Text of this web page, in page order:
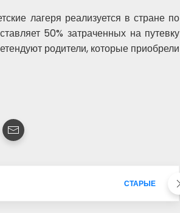
лагеря реализуется в стране по
50% затраченных на путевку
родители, которые приобрели
СТАРЫЕ